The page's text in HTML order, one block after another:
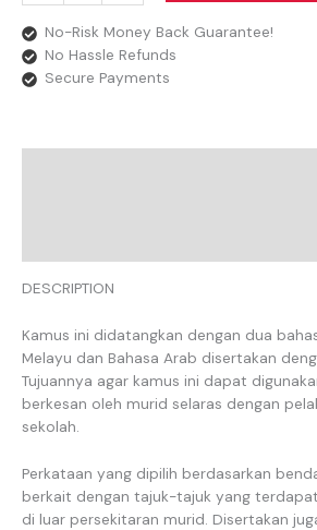
No-Risk Money Back Guarantee!
No Hassle Refunds
Secure Payments
DESCRIPTION
Kamus ini didatangkan dengan dua
Melayu dan Bahasa Arab disertakan
Tujuannya agar kamus ini dapat
berkesan oleh murid selaras dengan
sekolah.
Perkataan yang dipilih berdasarkan
berkait dengan tajuk-tajuk yang
di luar persekitaran murid. Disertakan